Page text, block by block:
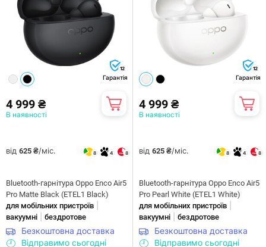
12
Гарантія
4 999 ₴
В наявності
від 625 ₴/міс. 8 4 8
Bluetooth-гарнітура Oppo Enco Air5
Pro Matte Black (ETEL1 Black)
для мобільних пристроїв
вакуумні бездротове
Безкоштовна доставка
Відправимо сьогодні
12
Гарантія
4 999 ₴
В наявності
від 625 ₴/міс. 8 4 8
Bluetooth-гарнітура Oppo Enco Air5
Pro Pearl White (ETEL1 White)
для мобільних пристроїв
вакуумні бездротове
Безкоштовна доставка
Відправимо сьогодні